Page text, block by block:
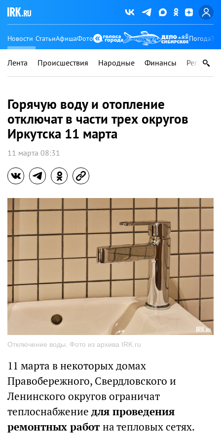
Новости СтатьиАфишаФото Погода
Лента Происшествия Народные Финансы Регионы
Горячую воду и отопление
отключат в части трех округов
Иркутска 11 марта
11 марта 08:31
Отключение воды. Фото из архива IRK.ru
11 марта в некоторых домах
Правобережного, Свердловского и
Ленинского округов ограничат
теплоснабжение для проведения
ремонтных работ на тепловых сетях.